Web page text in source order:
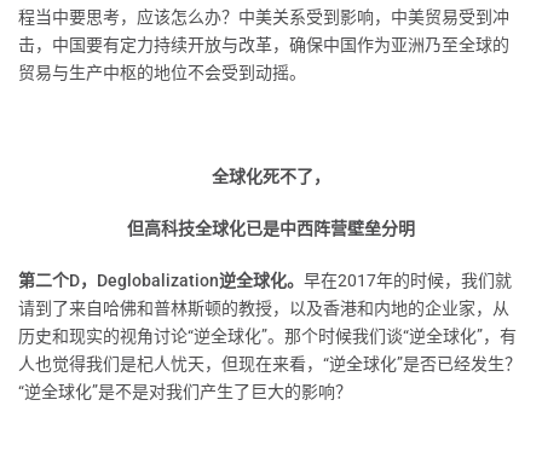
程当中要思考，应该怎么办？中美关系受到影响，中美贸易受到冲
击，中国要有定力持续开放与改革，确保中国作为亚洲乃至全球的
贸易与生产中枢的地位不会受到动摇。
全球化死不了，
但高科技全球化已是中西阵营壁垒分明
第二个D，Deglobalization逆全球化。 早在2017年的时候，我们就
请到了来自哈佛和普林斯顿的教授，以及香港和内地的企业家，从
历史和现实的视角讨论“逆全球化”。那个时候我们谈“逆全球化”，有
人也觉得我们是杞人忧天，但现在来看，“逆全球化”是否已经发生？
“逆全球化”是不是对我们产生了巨大的影响？